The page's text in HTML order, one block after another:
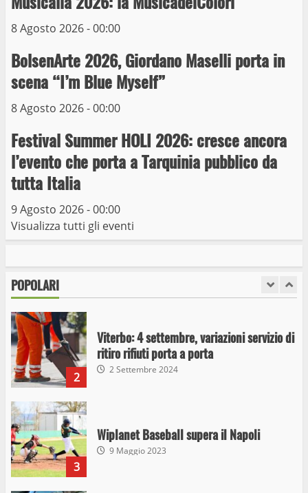
8 Agosto 2026 - 00:00
BolsenArte 2026, Giordano Maselli porta in
scena “I’m Blue Myself”
8 Agosto 2026 - 00:00
Festival Summer HOLI 2026: cresce ancora
l’evento che porta a Tarquinia pubblico da
tutta Italia
9 Agosto 2026 - 00:00
Visualizza tutti gli eventi
POPOLARI
6
Trasporto pubblico locale, trasferimento
capolinea al terminal Riello dal 15 al 17
giugno
15 Giugno 2023
Giochi Sportivi Studenteschi di Atletica a
Viterbo
I Carabinieri arrestano due giovani per
stupefacenti
2
Viterbo: 4 settembre, variazioni servizio di
ritiro rifiuti porta a porta
2 Settembre 2024
3
Wiplanet Baseball supera il Napoli
9 Maggio 2023